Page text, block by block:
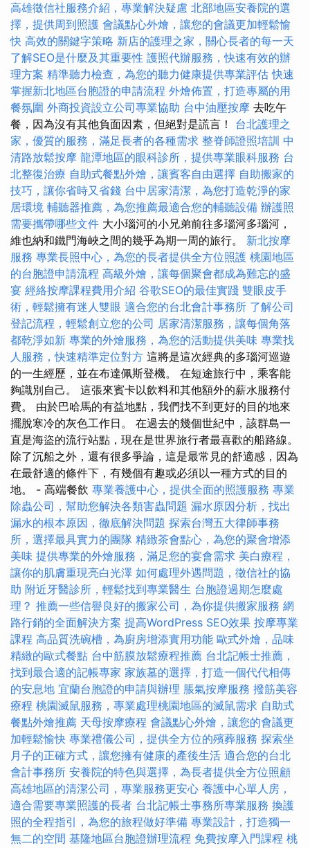
高雄徵信社服務介紹，專業解決疑慮 北部地區安養院的選
擇，提供周到照護 會議點心外燴，讓您的會議更加輕鬆愉
快 高效的關鍵字策略 新店的護理之家，關心長者的每一天
了解SEO是什麼及其重要性 護照代辦服務，快速有效的辦
理方案 精準聽力檢查，為您的聽力健康提供專業評估 快速
掌握新北地區台胞證的申請流程 外燴佈置，打造專屬的用
餐氛圍 外商投資設立公司專業協助 台中油壓按摩 去吃午
餐，因為沒有其他負面因素，但絕對是謊言！ 台北護理之
家，優質的服務，滿足長者的各種需求 整脊師證照培訓 中
清路放鬆按摩 龍潭地區的眼科診所，提供專業眼科服務 台
北整復治療 自助式餐點外燴，讓賓客自由選擇 自助搬家的
技巧，讓你省時又省錢 台中居家清潔，為您打造乾淨的家
居環境 輔聽器推薦，為您推薦最適合您的輔聽設備 辦護照
需要攜帶哪些文件 大小瑙河的小兄弟前往多瑙河多瑙河，
維也納和鐵門海峽之間的幾乎為期一周的旅行。 新北按摩
服務 專業長照中心，為您的長者提供全方位照護 桃園地區
的台胞證申請流程 高級外燴，讓每個聚會都成為難忘的盛
宴 經絡按摩課程費用介紹 谷歌SEO的最佳實踐 雙眼皮手
術，輕鬆擁有迷人雙眼 適合您的台北會計事務所 了解公司
登記流程，輕鬆創立您的公司 居家清潔服務，讓每個角落
都乾淨如新 專業的外燴服務，為您的活動提供美味 專業找
人服務，快速精準定位對方 這將是這次經典的多瑙河巡遊
的一生經歷，並在布達佩斯登機。 在短途旅行中，乘客能
夠識別自己。 這張來賓卡以飲料和其他額外的薪水服務付
費。 由於巴哈馬的有益地點，我們找不到更好的目的地來
擺脫寒冷的灰色工作日。 在過去的幾個世紀中，該群島一
直是海盜的流行站點，現在是世界旅行者最喜歡的船路線。
除了沉船之外，還有很多爭論，這是最常見的舒適感，因為
在最舒適的條件下，有幾個有趣或必須以一種方式的目的
地。 - 高端餐飲 專業養護中心，提供全面的照護服務 專業
除蟲公司，幫助您解決各類害蟲問題 漏水原因分析，找出
漏水的根本原因，徹底解決問題 探索台灣五大律師事務
所，選擇最具實力的團隊 精緻茶會點心，為您的聚會增添
美味 提供專業的外燴服務，滿足您的宴會需求 美白療程，
讓你的肌膚重現亮白光澤 如何處理外遇問題，徵信社的協
助 附近牙醫診所，輕鬆找到專業醫生 台胞證過期怎麼處
理？ 推薦一些信譽良好的搬家公司，為你提供搬家服務 網
路行銷的全面解決方案 提高WordPress SEO效果 按摩專業
課程 高品質洗碗槽，為廚房增添實用功能 歐式外燴，品味
精緻的歐式餐點 台中筋膜放鬆療程推薦 台北記帳士推薦，
找到最合適的記帳專家 家族墓的選擇，打造一個代代相傳
的安息地 宜蘭台胞證的申請與辦理 脹氣按摩服務 撥筋美容
療程 桃園滅鼠服務，專業處理桃園地區的滅鼠需求 自助式
餐點外燴推薦 天母按摩療程 會議點心外燴，讓您的會議更
加輕鬆愉快 專業禮儀公司，提供全方位的殯葬服務 探索坐
月子的正確方式，讓您擁有健康的產後生活 適合您的台北
會計事務所 安養院的特色與選擇，為長者提供全方位照顧
高雄地區的清潔公司，專業服務更安心 養護中心單人房，
適合需要專業照護的長者 台北記帳士事務所專業服務 換護
照的全程指引，為您的旅程做好準備 專業設計，打造獨一
無二的空間 基隆地區台胞證辦理流程 免費按摩入門課程 桃